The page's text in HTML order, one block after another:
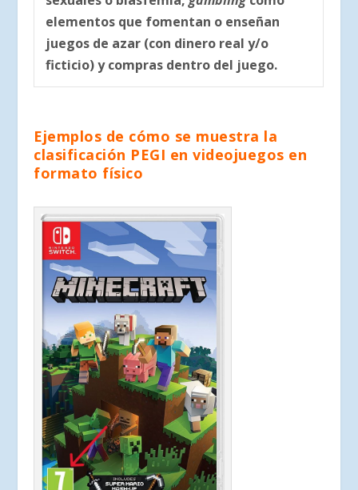
elementos que fomentan o enseñan
juegos de azar (con dinero real y/o
ficticio) y compras dentro del juego.
Ejemplos de cómo se muestra la
clasificación PEGI en videojuegos en
formato físico